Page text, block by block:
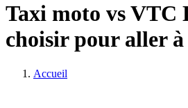
Taxi moto vs VTC
choisir pour aller
Accueil